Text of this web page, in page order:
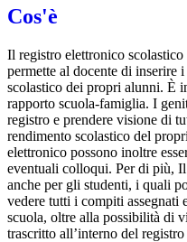
Cos'è
Il registro elettronico
permette al docente di inserire
scolastico dei propri alunni. È
rapporto scuola-famiglia. I
registro e prendere visione di
rendimento scolastico del
elettronico possono inoltre
eventuali colloqui. Per di più,
anche per gli studenti, i quali
vedere tutti i compiti assegnati
scuola, oltre alla possibilità di
trascritto all’interno del